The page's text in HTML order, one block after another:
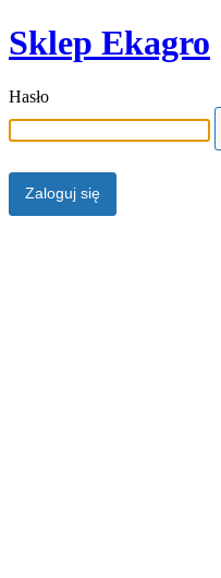
Sklep Ekagro
Hasło